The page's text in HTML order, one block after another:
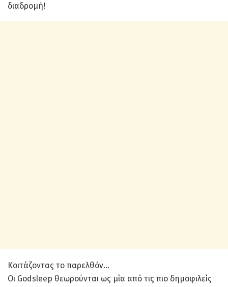
διαδρομή!
Κοιτάζοντας το παρελθόν…
Οι Godsleep θεωρούνται ως μία από τις πιο δημοφιλείς